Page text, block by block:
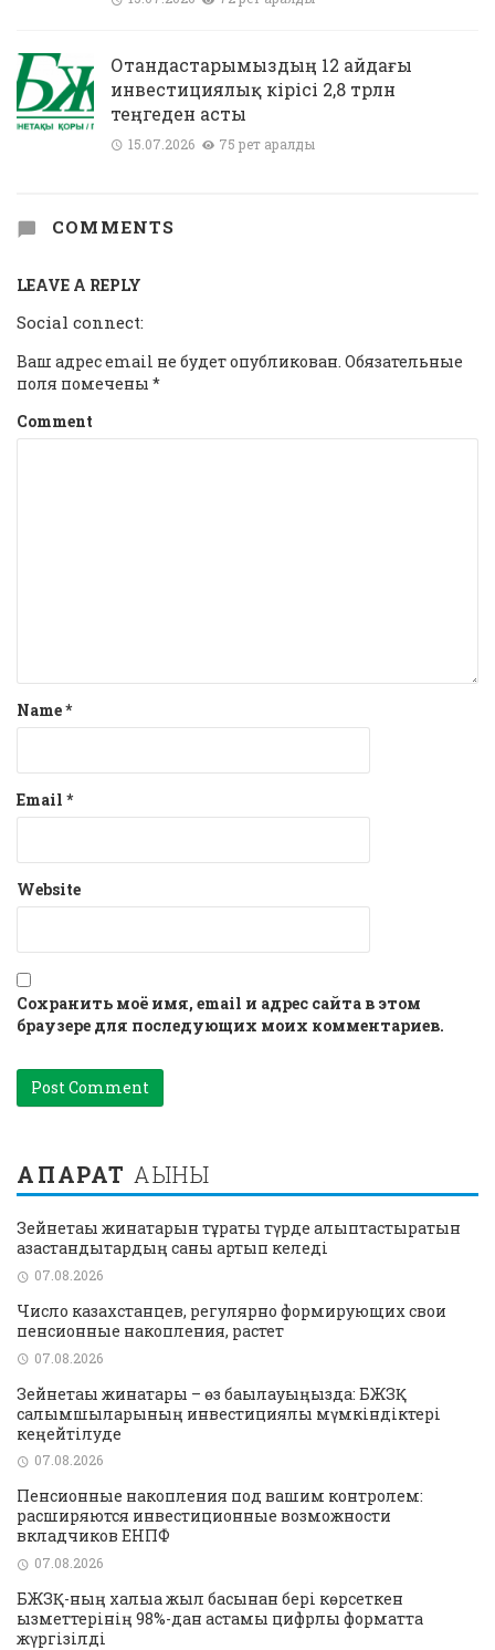
Отандастарымыздың 12 айдағы
инвестициялық кірісі 2,8 трлн
теңгеден асты
15.07.2026 75 рет қаралды
COMMENTS
LEAVE A REPLY
Social connect:
Ваш адрес email не будет опубликован. Обязательные
поля помечены *
Comment
Name*
Email *
Website
Сохранить моё имя, email и адрес сайта в этом
браузере для последующих моих комментариев.
АҚПАРАТ АҒЫНЫ
Зейнетақы жинақтарын тұрақты түрде қалыптастыратын
қазақстандықтардың саны артып келеді
07.08.2026
Число казахстанцев, регулярно формирующих свои
пенсионные накопления, растет
07.08.2026
Зейнетақы жинақтары – өз бақылауыңызда: БЖЗҚ
салымшыларының инвестициялық мүмкіндіктері
кеңейтілуде
07.08.2026
Пенсионные накопления под вашим контролем:
расширяются инвестиционные возможности
вкладчиков ЕНПФ
07.08.2026
БЖЗҚ-ның халыққа жыл басынан бері көрсеткен
қызметтерінің 98%-дан астамы цифрлық форматта
жүргізілді